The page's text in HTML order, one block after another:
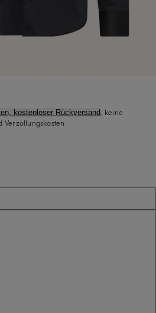
kostenloser Rückversand, keine